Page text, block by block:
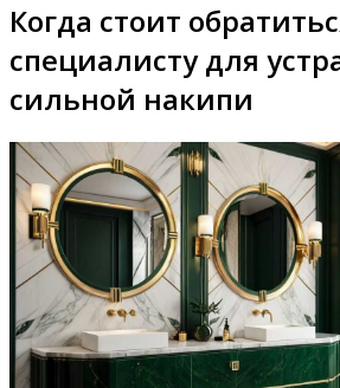
Когда стоит
специалисту для
сильной накипи